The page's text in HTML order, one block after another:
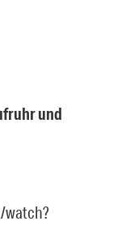
und
watch?